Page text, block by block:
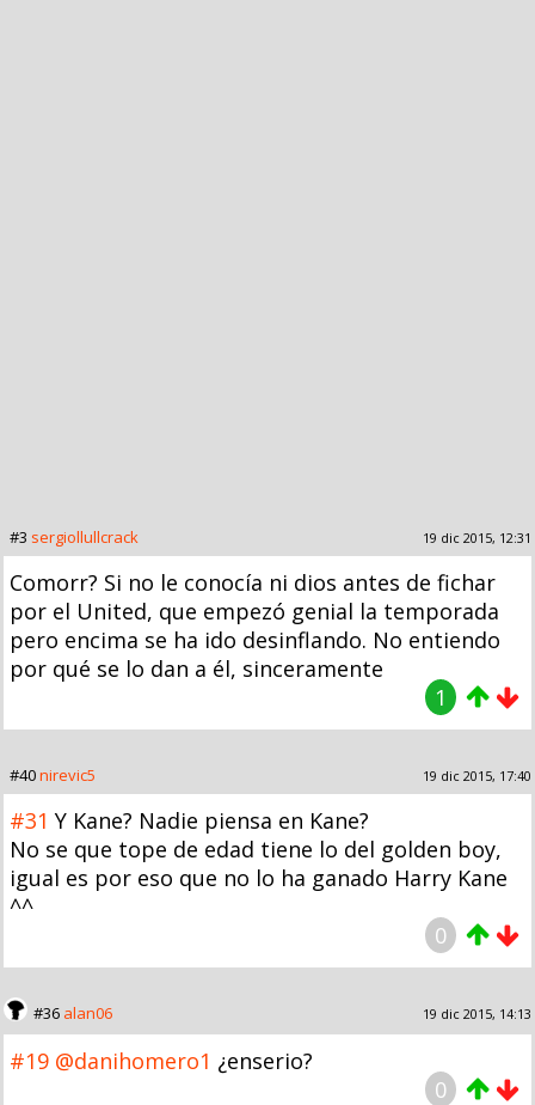
#3 sergiollullcrack 19 dic 2015, 12:31
Comorr? Si no le conocía ni dios antes de fichar
por el United, que empezó genial la temporada
pero encima se ha ido desinflando. No entiendo
por qué se lo dan a él, sinceramente
1
#40nirevic5 19 dic 2015, 17:40
#31 Y Kane? Nadie piensa en Kane?
No se que tope de edad tiene lo del golden boy,
igual es por eso que no lo ha ganado Harry Kane
^^
0
#36 alan06 19 dic 2015, 14:13
#19 @danihomero1 ¿enserio?
0